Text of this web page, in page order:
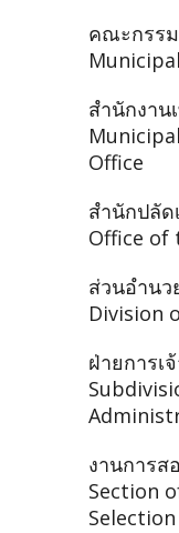
คณะกรร
สำนักงาน
Office
สำนักปลัด
Office of
ส่วนอำนว
Division
ฝ่ายการเ
งานการส
Section
Selection